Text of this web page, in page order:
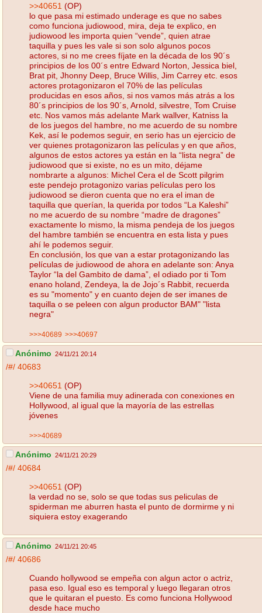
>>40651 (OP)
lo que pasa mi estimado underage es que no sabes
como funciona judiowood, mira, deja te explico, en
judiowood les importa quien “vende”, quien atrae
taquilla y pues les vale si son solo algunos pocos
actores, si no me crees fíjate en la década de los 90´s
principios de los 00´s entre Edward Norton, Jessica biel,
Brat pit, Jhonny Deep, Bruce Willis, Jim Carrey etc. esos
actores protagonizaron el 70% de las películas
producidas en esos años, si nos vamos más atrás a los
80´s principios de los 90´s, Arnold, silvestre, Tom Cruise
etc. Nos vamos más adelante Mark wallver, Katniss la
de los juegos del hambre, no me acuerdo de su nombre
Kek, así le podemos seguir, en serio has un ejercicio de
ver quienes protagonizaron las películas y en que años,
algunos de estos actores ya están en la “lista negra” de
judiowood que si existe, no es un mito, déjame
nombrarte a algunos: Michel Cera el de Scott pilgrim
este pendejo protagonizo varias películas pero los
judiowood se dieron cuenta que no era el iman de
taquilla que querían, la querida por todos “La Kaleshi”
no me acuerdo de su nombre “madre de dragones”
exactamente lo mismo, la misma pendeja de los juegos
del hambre también se encuentra en esta lista y pues
ahí le podemos seguir.
En conclusión, los que van a estar protagonizando las
películas de judiowood de ahora en adelante son: Anya
Taylor “la del Gambito de dama”, el odiado por ti Tom
enano holand, Zendeya, la de Jojo´s Rabbit, recuerda
es su "momento" y en cuanto dejen de ser imanes de
taquilla o se peleen con algun productor BAM" "lista
negra"
>>>40689 >>>40697
Anónimo 24/11/21 20:14
/#/ 40683
>>40651 (OP)
Viene de una familia muy adinerada con conexiones en
Hollywood, al igual que la mayoría de las estrellas
jóvenes
>>>40689
Anónimo 24/11/21 20:29
/#/ 40684
>>40651 (OP)
la verdad no se, solo se que todas sus peliculas de
spiderman me aburren hasta el punto de dormirme y ni
siquiera estoy exagerando
Anónimo 24/11/21 20:45
/#/ 40686
Cuando hollywood se empeña con algun actor o actriz,
pasa eso. Igual eso es temporal y luego llegaran otros
que le quitaran el puesto. Es como funciona Hollywood
desde hace mucho